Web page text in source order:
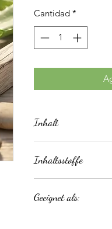
Cantidad *
Inhalt
Inhaltsstoffe
Fruit Oil, BIO
Geeignet als: